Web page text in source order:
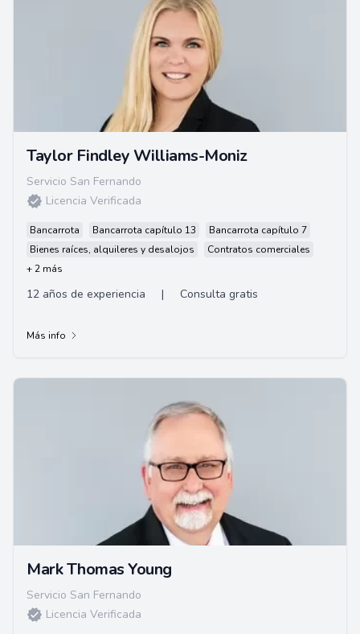
Taylor Findley Williams-Moniz
Servicio San Fernando
Licencia Verificada
Bancarrota Bancarrota capítulo 13
Bancarrota capítulo 7
Bienes raíces, alquileres y desalojos
Contratos comerciales
+ 2 más
12 años de experiencia | Consulta gratis
Más info
Mark Thomas Young
Servicio San Fernando
Licencia Verificada